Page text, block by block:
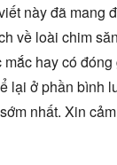
này đã mang
về loài chim
hay có
lại ở phần bình
nhất. Xin